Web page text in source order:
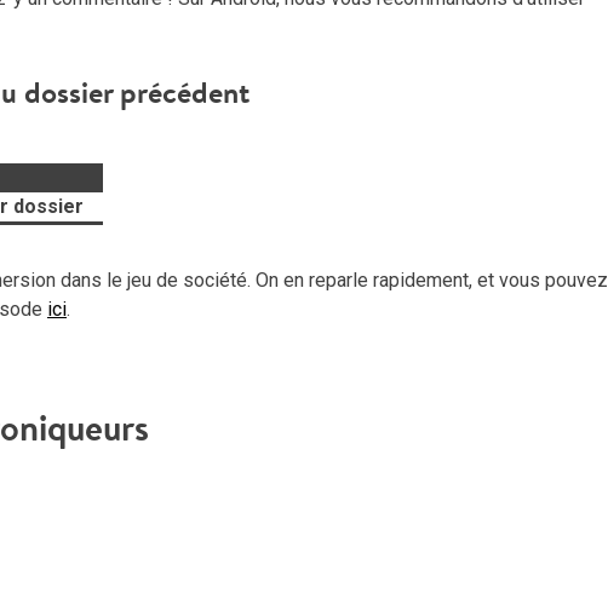
dossier précédent
dossier
dans le jeu de société. On en reparle rapidement, et vous pouvez
ici.